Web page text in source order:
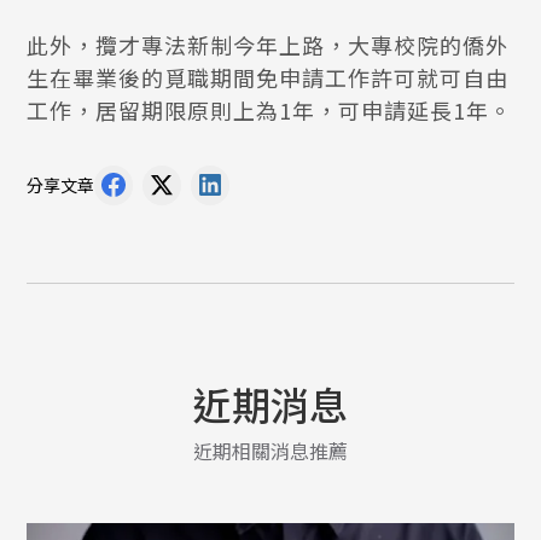
此外，攬才專法新制今年上路，大專校院的僑外
生在畢業後的覓職期間免申請工作許可就可自由
工作，居留期限原則上為1年，可申請延長1年。
分享文章
近期消息
近期相關消息推薦